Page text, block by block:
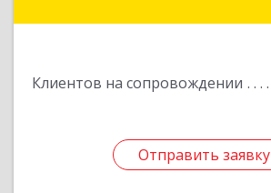
Клиентов на сопровождении
Отправить заявку
Отправить заявку